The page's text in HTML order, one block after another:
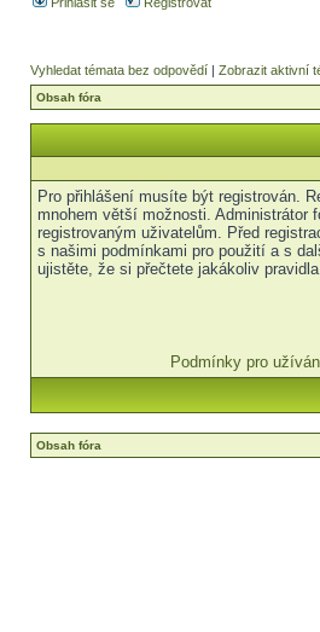
Vyhledat témata bez odpovědí | Zobrazit aktivní
Obsah fóra
Pro přihlášení musíte být registrován.
mnohem větší možnosti. Administrátor
registrovaným uživatelům. Před
s našimi podmínkami pro použití a s
ujistěte, že si přečtete jakákoliv
Podmínky pro
Obsah fóra